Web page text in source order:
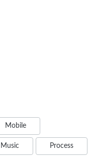
Mobile
Music Process